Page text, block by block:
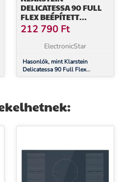
DELICATESSA 90 FULL
FLEX BEÉPÍTETT
INDUKCIÓS FŐZŐLAP 6
ZÓNA 10 500 W
ÖNELLÁTÓ
212 790 Ft
ElectronicStar
Hasonlók, mint Klarstein
Delicatessa 90 Full Flex
beépített indukciós főzőlap 6